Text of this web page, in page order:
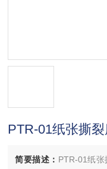
PTR-01纸张撕裂
简要描述： PTR-01纸